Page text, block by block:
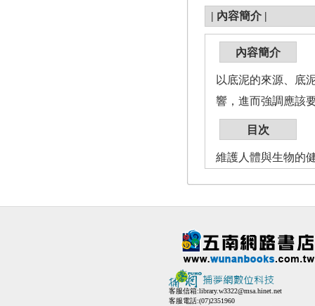
| 內容簡介 |
內容簡介
以底泥的來源、底
響，進而強調應該
目次
維護人體與生物的
客服信箱:library.w3322@msa.hinet.net
客服電話:(07)2351960